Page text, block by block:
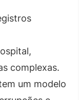
complexas.
um modelo